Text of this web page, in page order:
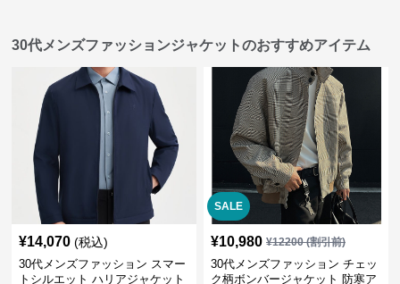
30代メンズファッションジャケットのおすすめアイテム
¥14,070 (税込)
30代メンズファッション スマー
トシルエット ハリアジャケット
SALE
¥10,980 ¥12200(割引前)
30代メンズファッション チェッ
ク柄ボンバージャケット 防寒ア